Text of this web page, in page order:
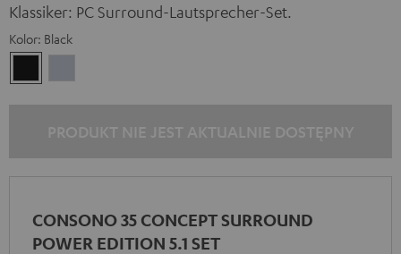
Klassiker: PC Surround-Lautsprecher-Set.
Kolor: Black
CONSONO 35 CONCEPT SURROUND
POWER EDITION 5.1 SET